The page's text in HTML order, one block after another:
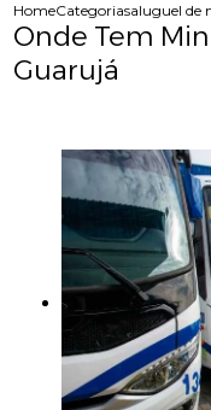
HomeCategoriasaluguel de
Onde Tem
Guarujá